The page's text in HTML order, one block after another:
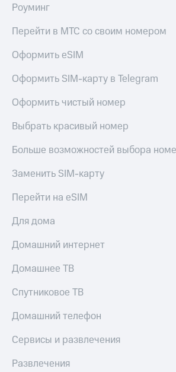
Роуминг
Перейти в МТС со своим номером
Оформить eSIM
Оформить SIM-карту в Telegram
Оформить чистый номер
Выбрать красивый номер
Больше возможностей выбора
Заменить SIM-карту
Перейти на eSIM
Для дома
Домашний интернет
Домашнее ТВ
Спутниковое ТВ
Домашний телефон
Сервисы и развлечения
Развлечения